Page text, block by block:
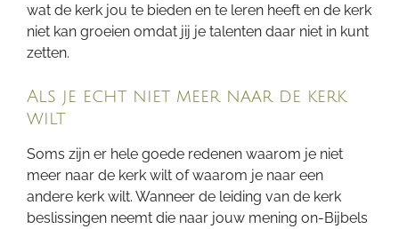
wat de kerk jou te bieden en te leren heeft en de kerk
niet kan groeien omdat jij je talenten daar niet in kunt
zetten.
Als je echt niet meer naar de kerk
wilt
Soms zijn er hele goede redenen waarom je niet
meer naar de kerk wilt of waarom je naar een
andere kerk wilt. Wanneer de leiding van de kerk
beslissingen neemt die naar jouw mening on-Bijbels